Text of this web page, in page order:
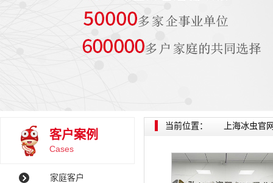
客户案例
Cases
家庭客户
当前位置： 上海冰虫官